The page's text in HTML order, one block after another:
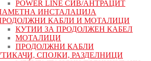
POWER LINE СИВ/АНТРАЦИТ
ИНСТАЛАЦИЈА
КАБЛИ И МОТАЛИЦИ
КУТИИ ЗА ПРОДОЛЖЕН КАБЕЛ
МОТАЛИЦИ
ПРОДОЛЖНИ КАБЛИ
СПОЈКИ, РАЗДЕЛНИЦИ